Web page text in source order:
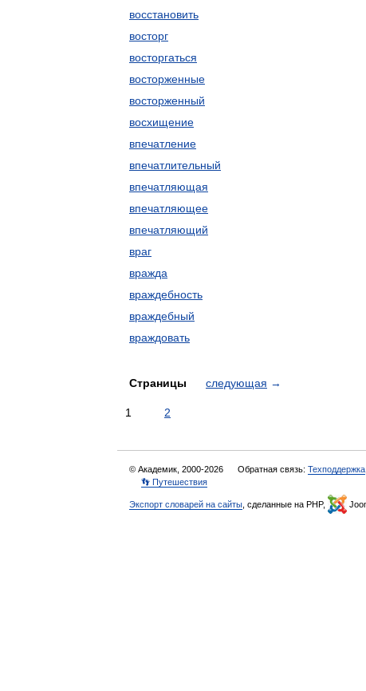
восстановить
восторг
восторгаться
восторженные
восторженный
восхищение
впечатление
впечатлительный
впечатляющая
впечатляющее
впечатляющий
враг
вражда
враждебность
враждебный
враждовать
Страницы следующая →
1 2
© Академик, 2000-2026 Обратная связь: Техподдержка
👣 Путешествия
Экспорт словарей на сайты , сделанные на PHP,